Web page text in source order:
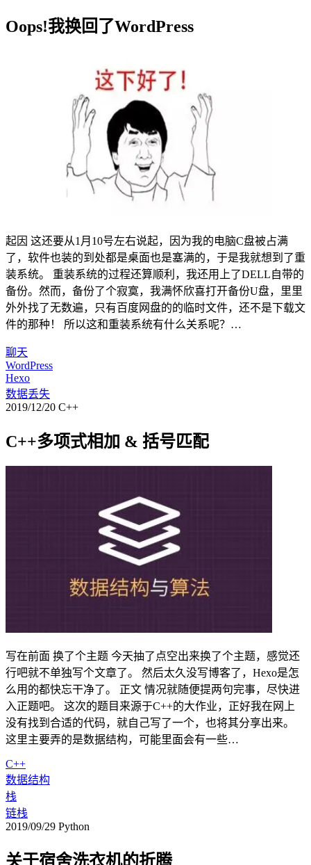
Oops!我换回了WordPress
起因 这还要从1月10号左右说起，因为我的电脑C盘被占满
了，软件也装的到处都是桌面也是塞满的，于是我就想到了重
装系统。 重装系统的过程还算顺利，我还用上了DELL自带的
备份。然而，备份了个寂寞，我满怀欣喜打开备份U盘，里里
外外找了无数遍，只有百度网盘的的临时文件，还不是下载文
件的那种！ 所以这和重装系统有什么关系呢？…
聊天
WordPress
Hexo
数据丢失
2019/12/20 C++
C++多项式相加 & 括号匹配
写在前面 换了个主题 今天抽了点空出来换了个主题，感觉还
行吧就不单独写个文章了。 然后太久没写博客了，Hexo是怎
么用的都快忘干净了。 正文 情况就随便提两句完事，尽快进
入正题吧。 这次的题目来源于C++的大作业，正好我在网上
没有找到合适的代码，就自己写了一个，也将其分享出来。
这里主要弄的是数据结构，可能里面会有一些…
C++
数据结构
栈
链栈
2019/09/29 Python
关于宿舍洗衣机的折腾